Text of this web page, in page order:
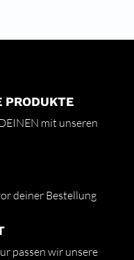
PRODUKTE
mit unseren
deiner Bestellung
passen wir unsere